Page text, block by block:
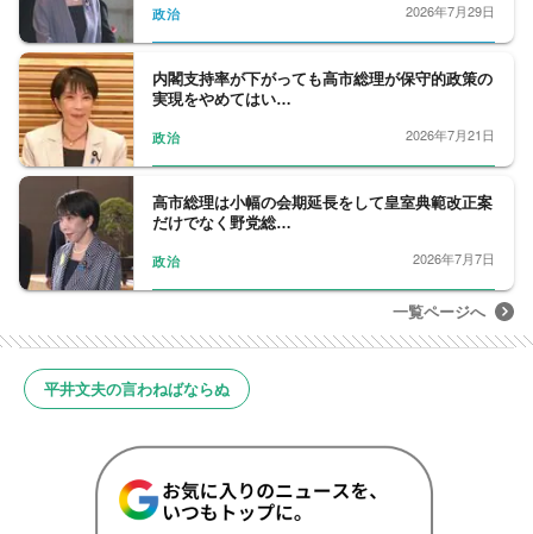
政治 2026年7月29日
内閣支持率が下がっても高市総理が保守的政策の
実現をやめてはい…
政治 2026年7月21日
高市総理は小幅の会期延長をして皇室典範改正案
だけでなく野党総…
政治 2026年7月7日
一覧ページへ
平井文夫の言わねばならぬ